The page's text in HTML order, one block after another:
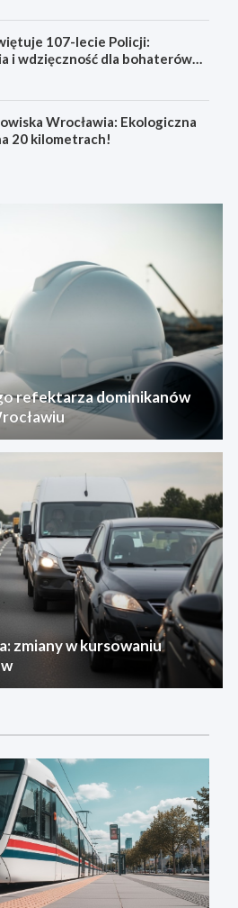
107-lecie Policji:
i wdzięczność dla bohaterów
Wrocławia: Ekologiczna
20 kilometrach!
refektarza dominikanów
zmiany w kursowaniu